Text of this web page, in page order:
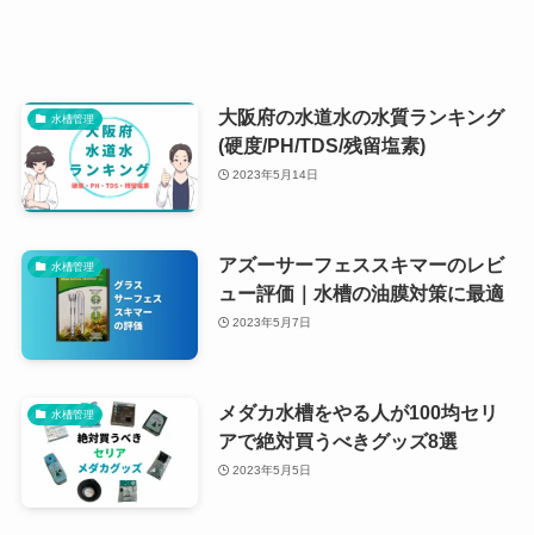
水槽管理
大阪府の水道水の水質ランキング
(硬度/PH/TDS/残留塩素)
2023年5月14日
水槽管理
アズーサーフェススキマーのレビ
ュー評価｜水槽の油膜対策に最適
2023年5月7日
水槽管理
メダカ水槽をやる人が100均セリ
アで絶対買うべきグッズ8選
2023年5月5日